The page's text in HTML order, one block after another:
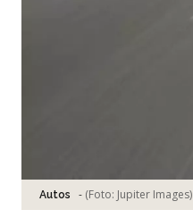
Autos - (Foto: Jupiter Images)